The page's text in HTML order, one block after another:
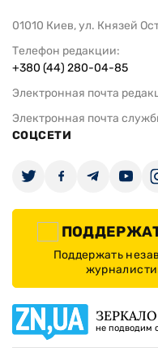
01010 Киев, ул. Князей
Телефон редакции:
+380 (44) 280-04-85
Электронная почта
Электронная почта
СОЦСЕТИ
Поддержать
не подводим